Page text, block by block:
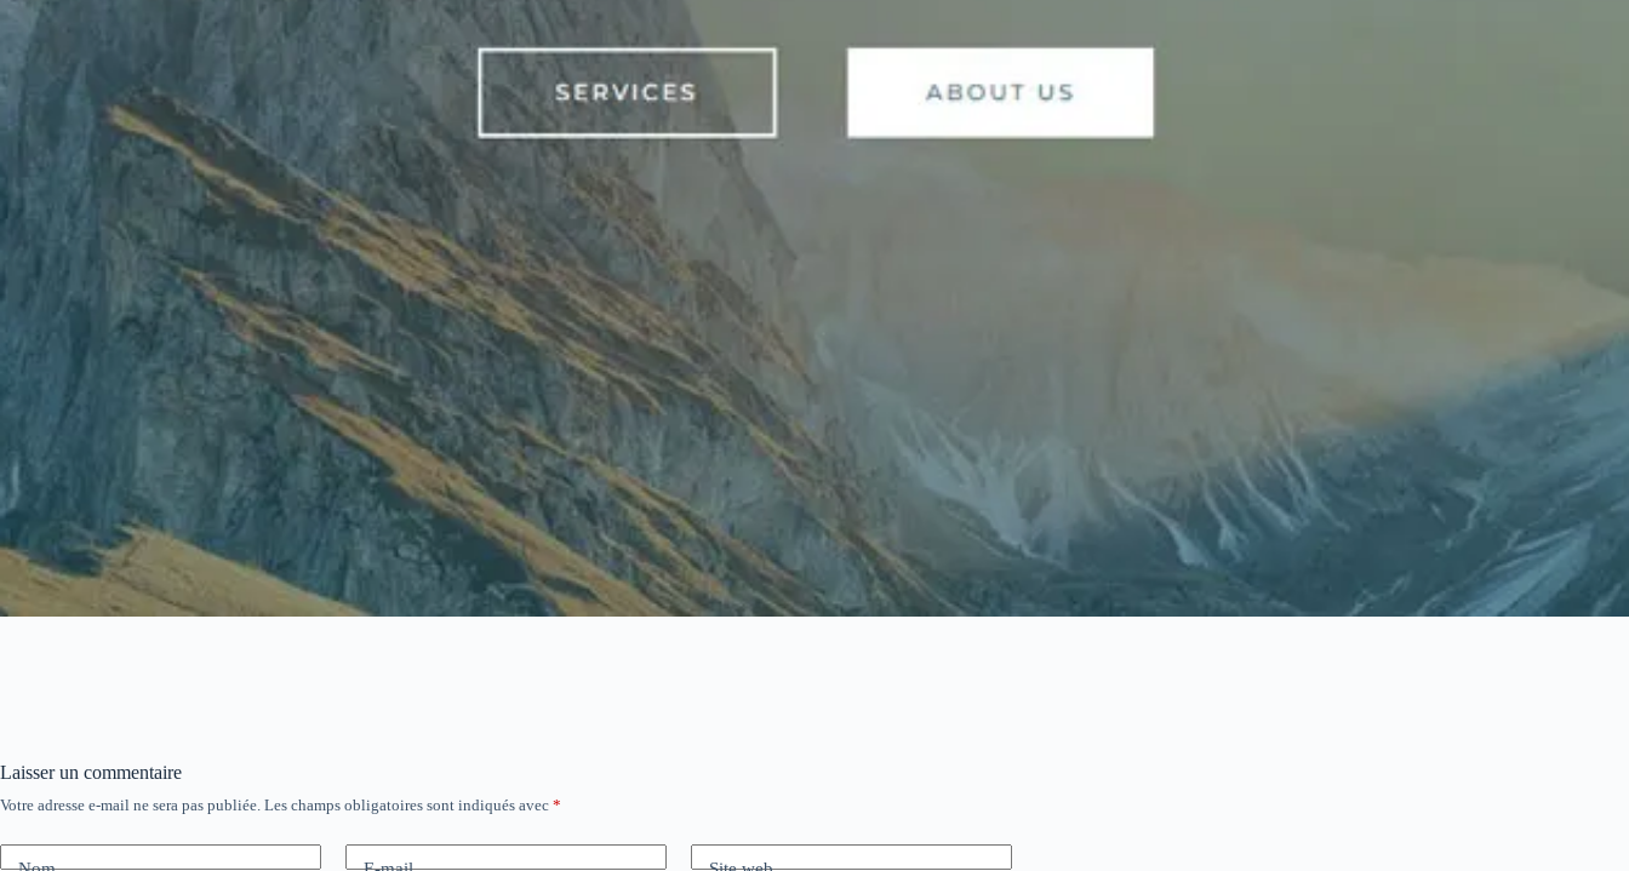
Laisser un commentaire
Votre adresse e-mail ne sera pas publiée. Les champs obligatoires sont indiqués avec *